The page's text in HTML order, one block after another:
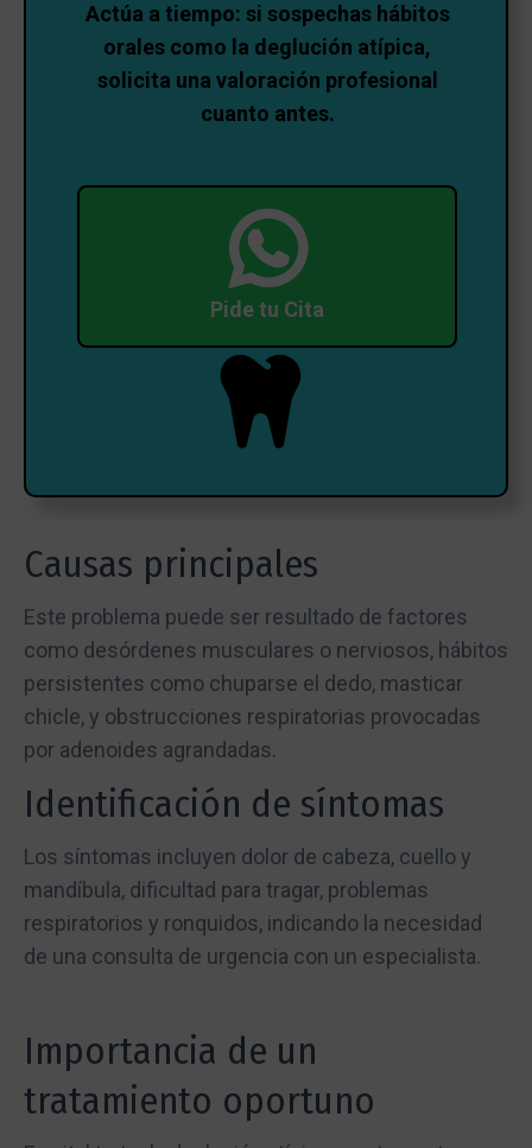
Actúa a tiempo: si sospechas hábitos
orales como la deglución atípica,
solicita una valoración profesional
cuanto antes.
Pide tu Cita
Causas principales
Este problema puede ser resultado de factores
como desórdenes musculares o nerviosos, hábitos
persistentes como chuparse el dedo, masticar
chicle, y obstrucciones respiratorias provocadas
por adenoides agrandadas.
Identificación de síntomas
Los síntomas incluyen dolor de cabeza, cuello y
mandíbula, dificultad para tragar, problemas
respiratorios y ronquidos, indicando la necesidad
de una consulta de urgencia con un especialista.
Importancia de un
tratamiento oportuno